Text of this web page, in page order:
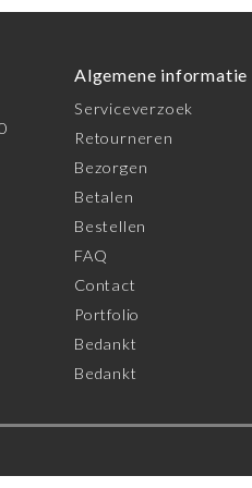
Algemene informatie
Serviceverzoek
Retourneren
Bezorgen
Betalen
Bestellen
FAQ
Contact
Portfolio
Bedankt
Bedankt